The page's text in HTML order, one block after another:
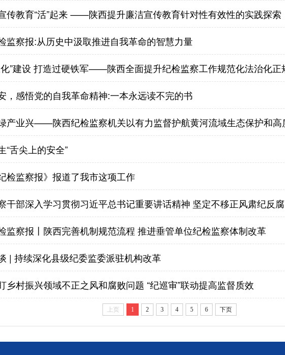
传教育“活”起来 ——陕西提升廉洁宣传教育针对性有效性的实践探索
监察报:从历史中汲取推进自我革命的智慧力量
，感悟党的自我革命精神:一本永远读不完的书
“舌尖上的安全”
检监察报》报道了我市这项工作
干部深入学习贯彻习近平总书记重要讲话精神 坚定不移正风肃纪反腐
监察报丨陕西完善机制规范流程 推进垂管单位纪检监察体制改革
| 持续深化县级纪委监委派驻机构改革
乡村振兴领域不正之风和腐败问题 “纪巡审”联动提高监督质效
上页 1 2 3 4 5 6 下页